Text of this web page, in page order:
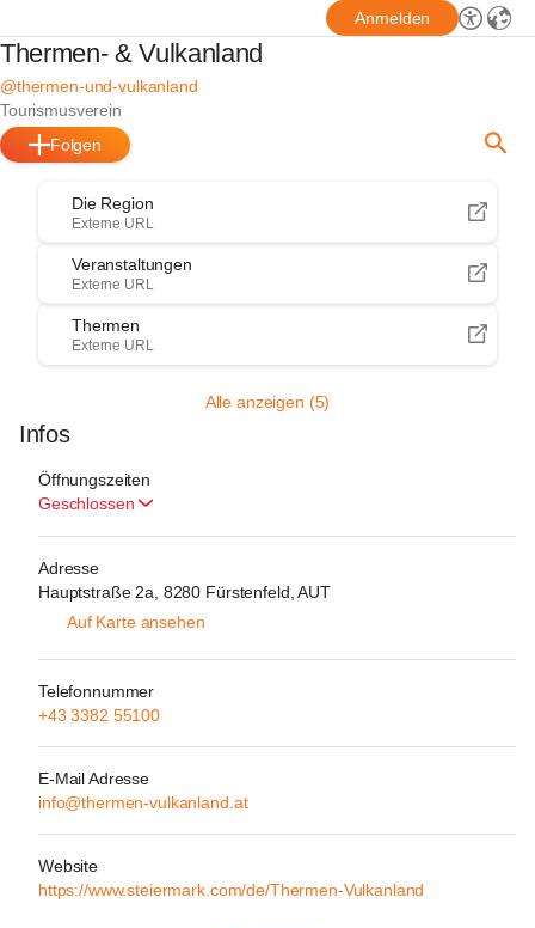
Anmelden
Thermen- & Vulkanland
@thermen-und-vulkanland
Tourismusverein
Folgen
Die Region
Externe URL
Veranstaltungen
Externe URL
Thermen
Externe URL
Alle anzeigen (5)
Infos
Öffnungszeiten
Geschlossen
Adresse
Hauptstraße 2a, 8280 Fürstenfeld, AUT
Auf Karte ansehen
Telefonnummer
+43 3382 55100
E-Mail Adresse
info@thermen-vulkanland.at
Website
https://www.steiermark.com/de/Thermen-Vulkanland